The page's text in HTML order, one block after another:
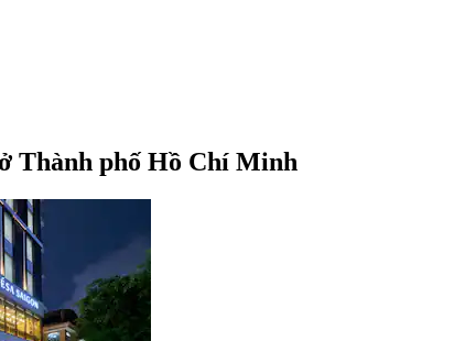
Thành phố Hồ Chí Minh